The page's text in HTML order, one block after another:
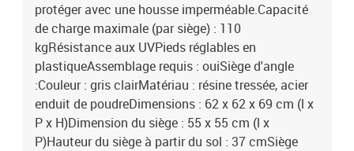
protéger avec une housse imperméable.Capacité
de charge maximale (par siège) : 110
kgRésistance aux UVPieds réglables en
plastiqueAssemblage requis : ouiSiège d'angle
:Couleur : gris clairMatériau : résine tressée, acier
enduit de poudreDimensions : 62 x 62 x 69 cm (l x
P x H)Dimension du siège : 55 x 55 cm (l x
P)Hauteur du siège à partir du sol : 37 cmSiège